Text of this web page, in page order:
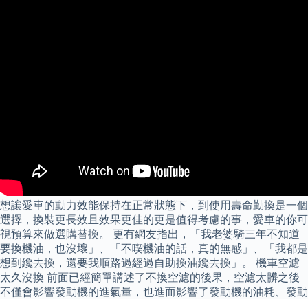
想讓愛車的動力效能保持在正常狀態下，到使用壽命勤換是一個
選擇，換裝更長效且效果更佳的更是值得考慮的事，愛車的你可
視預算來做選購替換。 更有網友指出，「我老婆騎三年不知道
要換機油，也沒壞」、「不喫機油的話，真的無感」、「我都是
想到纔去換，還要我順路過經過自助換油纔去換」。 機車空濾
太久沒換 前面已經簡單講述了不換空濾的後果，空濾太髒之後
不僅會影響發動機的進氣量，也進而影響了發動機的油耗、發動